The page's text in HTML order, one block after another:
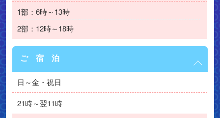
1部：6時～13時
2部：12時～18時
ご 宿 泊
日～金・祝日
21時～翌11時